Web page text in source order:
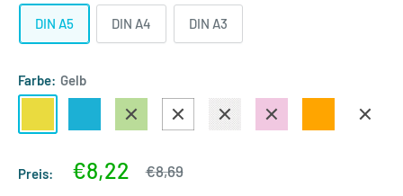
DIN A5 DIN A4 DIN A3
Farbe: Gelb
Grün Weiß Transparent
Pink Violett
Preis: Sonderpreis
€8,22 Normalpreis
€8,69